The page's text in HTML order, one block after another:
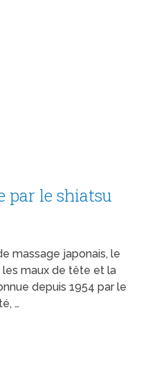
par le shiatsu
massage japonais, le
maux de tête et la
depuis 1954 par le
…